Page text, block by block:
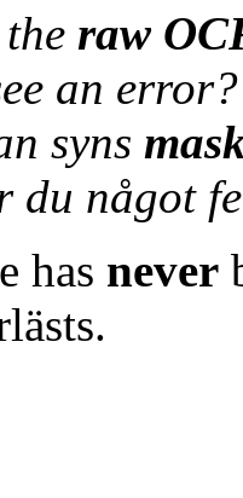
raw
an error?
syns
du något
has never